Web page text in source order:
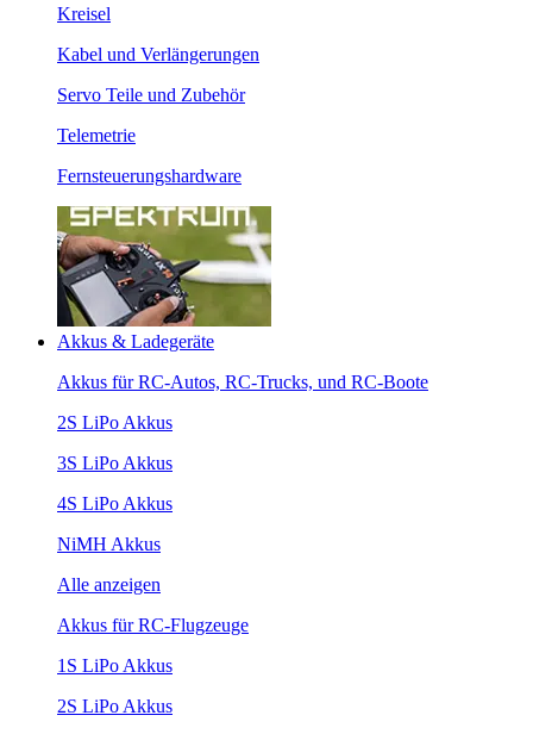
Kreisel
Kabel und Verlängerungen
Servo Teile und Zubehör
Telemetrie
Fernsteuerungshardware
Akkus & Ladegeräte
Akkus für RC-Autos, RC-Trucks, und RC-Boote
2S LiPo Akkus
3S LiPo Akkus
4S LiPo Akkus
NiMH Akkus
Alle anzeigen
Akkus für RC-Flugzeuge
1S LiPo Akkus
2S LiPo Akkus